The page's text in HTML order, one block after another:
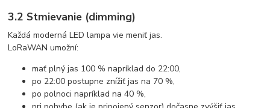
3.2 Stmievanie (dimming)
Každá moderná LED lampa vie meniť jas.
LoRaWAN umožní:
mať plný jas 100 % napríklad do 22:00,
po 22:00 postupne znížiť jas na 70 %,
po polnoci napríklad na 40 %,